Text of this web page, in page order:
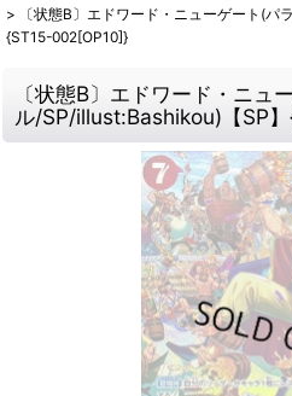
>
〔状態B〕エドワード・ニューゲート(パ
{ST15-002[OP10]}
〔状態B〕エドワード・ニュ
ル/SP/illust:Bashikou)【SP